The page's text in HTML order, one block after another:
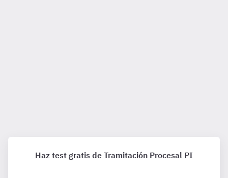
Haz test gratis de Tramitación Procesal PI